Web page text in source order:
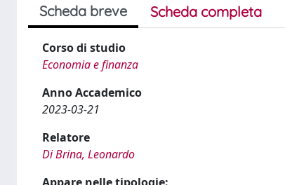
Scheda breve Scheda completa
Corso di studio
Economia e finanza
Anno Accademico
2023-03-21
Relatore
Di Brina, Leonardo